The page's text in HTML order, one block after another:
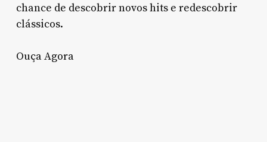
chance de descobrir novos hits e redescobrir
clássicos.
Ouça Agora